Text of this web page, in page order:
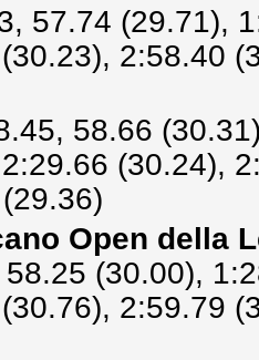
57.74 (29.71),
2:58.40
58.66
(30.24),
(29.36)
Open della
(30.00),
2:59.79